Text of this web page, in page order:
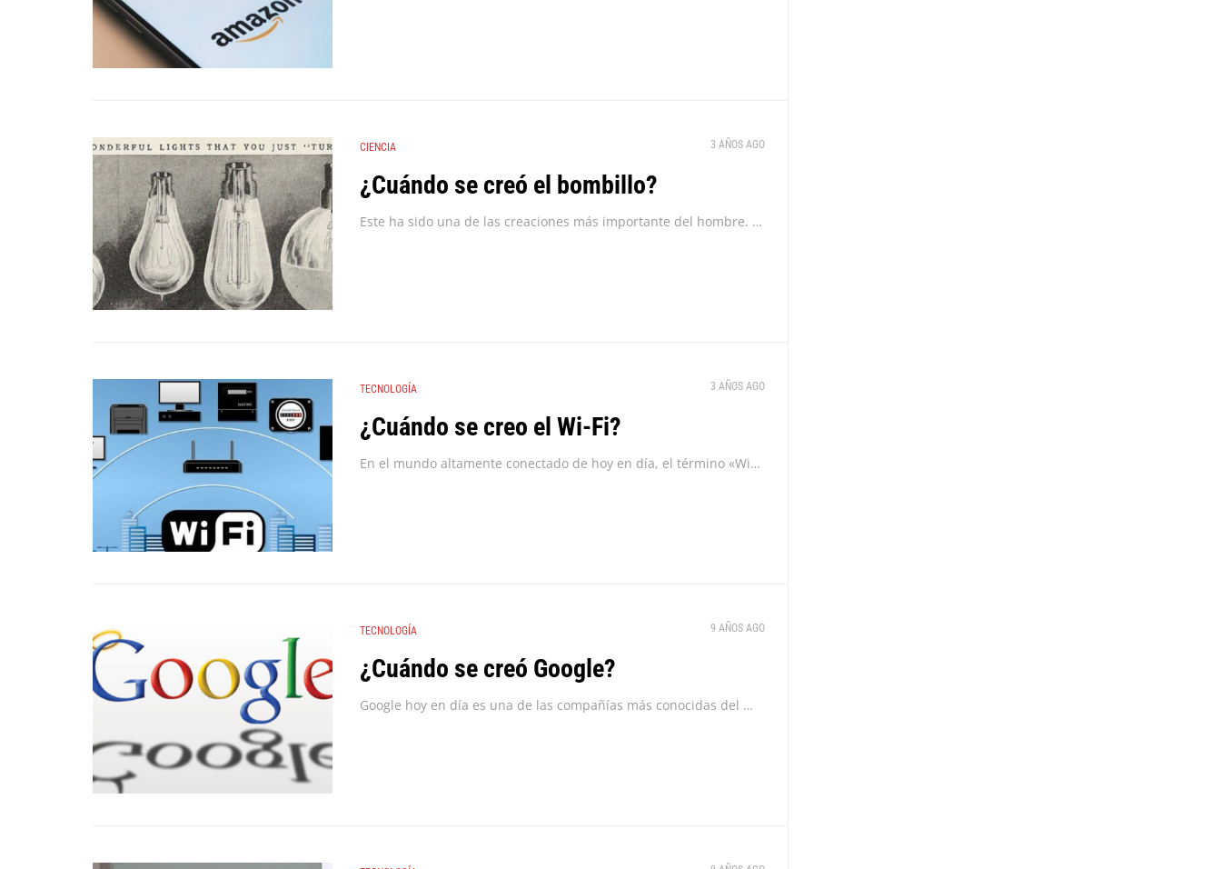
CIENCIA 3 AÑOS AGO
¿Cuándo se creó el bombillo?
Este ha sido una de las creaciones más importante del hombre. ¿Te has preguntado cómo vivirías sin una luz eléctrica en tu hogar? Sabemos que hay muchos métodos...
TECNOLOGÍA 3 AÑOS AGO
¿Cuándo se creo el Wi-Fi?
En el mundo altamente conectado de hoy en día, el término «Wi-Fi» se ha convertido en parte integral de nuestra vida cotidiana. Desde conectarnos a internet en nuestros...
TECNOLOGÍA 9 AÑOS AGO
¿Cuándo se creó Google?
Google hoy en día es una de las compañías más conocidas del mundo. Es la principal subsidiaria de la multinacional estadounidense Alphabet Inc., especializada en servicios y productos...